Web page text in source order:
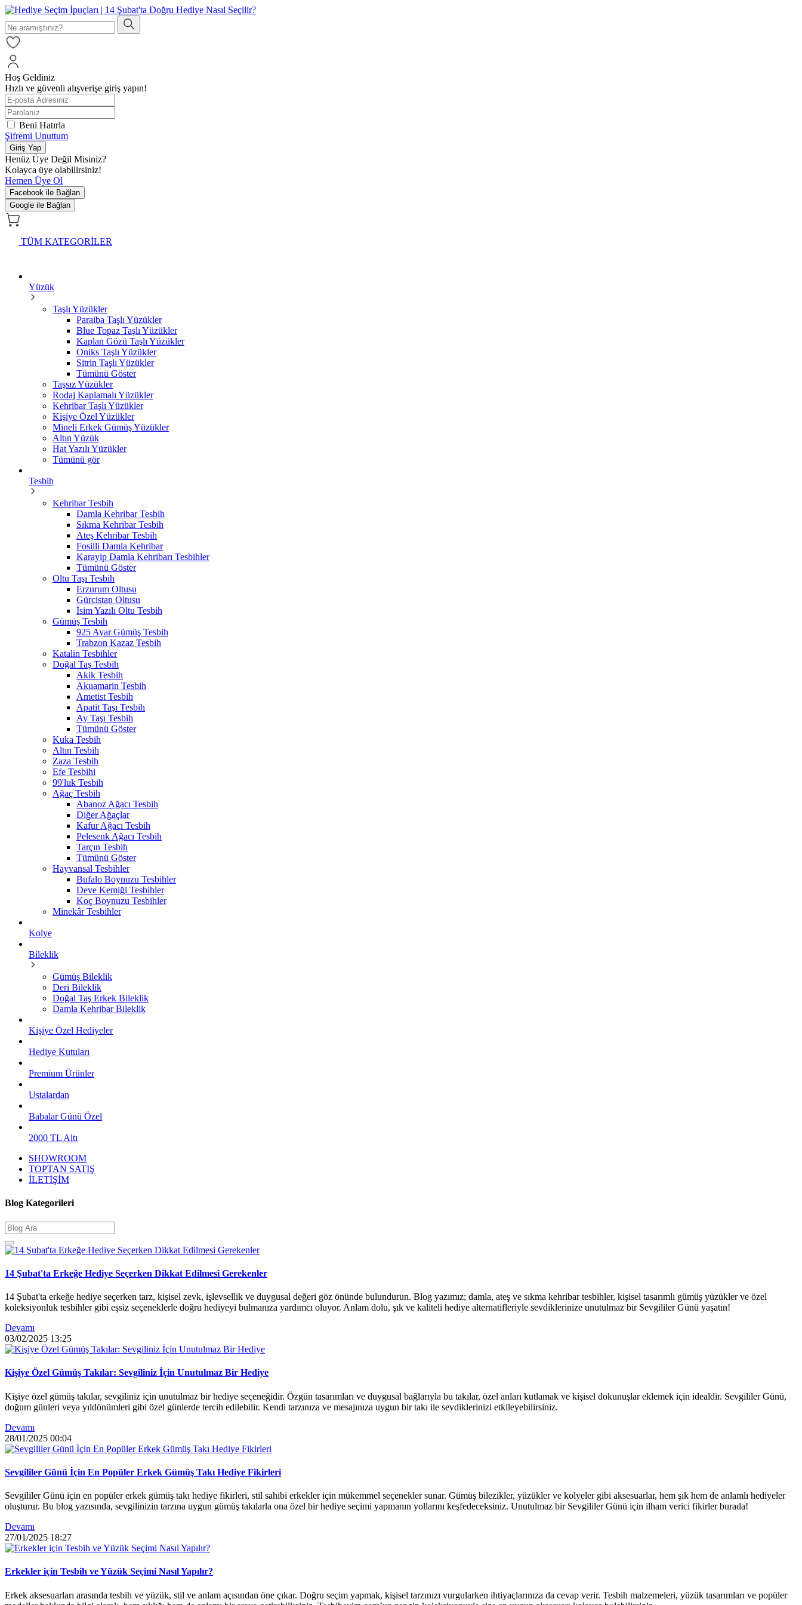
Hoş Geldiniz
Hızlı ve güvenli alışverişe giriş yapın!
Beni Hatırla
Şifremi Unuttum
Giriş Yap
Henüz Üye Değil Misiniz?
Kolayca üye olabilirsiniz!
Hemen Üye Ol
Facebook ile Bağlan
Google ile Bağlan
TÜM KATEGORİLER
Yüzük
Taşlı Yüzükler
Paraiba Taşlı Yüzükler
Blue Topaz Taşlı Yüzükler
Kaplan Gözü Taşlı Yüzükler
Oniks Taşlı Yüzükler
Sitrin Taşlı Yüzükler
Tümünü Göster
Taşsız Yüzükler
Rodaj Kaplamalı Yüzükler
Kehribar Taşlı Yüzükler
Kişiye Özel Yüzükler
Mineli Erkek Gümüş Yüzükler
Altın Yüzük
Hat Yazılı Yüzükler
Tümünü gör
Tesbih
Kehribar Tesbih
Damla Kehribar Tesbih
Sıkma Kehribar Tesbih
Ateş Kehribar Tesbih
Fosilli Damla Kehribar
Karayip Damla Kehribarı Tesbihler
Tümünü Göster
Oltu Taşı Tesbih
Erzurum Oltusu
Gürcistan Oltusu
İsim Yazılı Oltu Tesbih
Gümüş Tesbih
925 Ayar Gümüş Tesbih
Trabzon Kazaz Tesbih
Katalin Tesbihler
Doğal Taş Tesbih
Akik Tesbih
Akuamarin Tesbih
Ametist Tesbih
Apatit Taşı Tesbih
Ay Taşı Tesbih
Tümünü Göster
Kuka Tesbih
Altın Tesbih
Zaza Tesbih
Efe Tesbihi
99'luk Tesbih
Ağaç Tesbih
Abanoz Ağacı Tesbih
Diğer Ağaçlar
Kafur Ağacı Tesbih
Pelesenk Ağacı Tesbih
Tarçın Tesbih
Tümünü Göster
Hayvansal Tesbihler
Bufalo Boynuzu Tesbihler
Deve Kemiği Tesbihler
Koç Boynuzu Tesbihler
Minekâr Tesbihler
Kolye
Bileklik
Gümüş Bileklik
Deri Bileklik
Doğal Taş Erkek Bileklik
Damla Kehribar Bileklik
Kişiye Özel Hediyeler
Hediye Kutuları
Premium Ürünler
Ustalardan
Babalar Günü Özel
2000 TL Altı
SHOWROOM
TOPTAN SATIŞ
İLETİŞİM
Blog Kategorileri
14 Şubat'ta Erkeğe Hediye Seçerken Dikkat Edilmesi Gerekenler
14 Şubat'ta erkeğe hediye seçerken tarz, kişisel zevk, işlevsellik ve duygusal değeri göz önünde bulundurun. Blog yazımız; damla, ateş ve sıkma kehribar tesbihler, kişisel tasarımlı gümüş yüzükler ve özel
koleksiyonluk tesbihler gibi eşsiz seçeneklerle doğru hediyeyi bulmanıza yardımcı oluyor. Anlam dolu, şık ve kaliteli hediye alternatifleriyle sevdiklerinize unutulmaz bir Sevgililer Günü yaşatın!
Devamı
03/02/2025 13:25
Kişiye Özel Gümüş Takılar: Sevgiliniz İçin Unutulmaz Bir Hediye
Kişiye özel gümüş takılar, sevgiliniz için unutulmaz bir hediye seçeneğidir. Özgün tasarımları ve duygusal bağlarıyla bu takılar, özel anları kutlamak ve kişisel dokunuşlar eklemek için idealdir. Sevgililer Günü,
doğum günleri veya yıldönümleri gibi özel günlerde tercih edilebilir. Kendi tarzınıza ve mesajınıza uygun bir takı ile sevdiklerinizi etkileyebilirsiniz.
Devamı
28/01/2025 00:04
Sevgililer Günü İçin En Popüler Erkek Gümüş Takı Hediye Fikirleri
Sevgililer Günü için en popüler erkek gümüş takı hediye fikirleri, stil sahibi erkekler için mükemmel seçenekler sunar. Gümüş bilezikler, yüzükler ve kolyeler gibi aksesuarlar, hem şık hem de anlamlı hediyeler
oluşturur. Bu blog yazısında, sevgilinizin tarzına uygun gümüş takılarla ona özel bir hediye seçimi yapmanın yollarını keşfedeceksiniz. Unutulmaz bir Sevgililer Günü için ilham verici fikirler burada!
Devamı
27/01/2025 18:27
Erkekler için Tesbih ve Yüzük Seçimi Nasıl Yapılır?
Erkek aksesuarları arasında tesbih ve yüzük, stil ve anlam açısından öne çıkar. Doğru seçim yapmak, kişisel tarzınızı vurgularken ihtiyaçlarınıza da cevap verir. Tesbih malzemeleri, yüzük tasarımları ve popüler